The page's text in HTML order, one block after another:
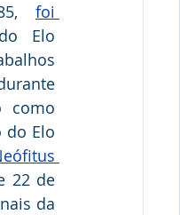
foi
Elo
como
do Elo
22 de
da